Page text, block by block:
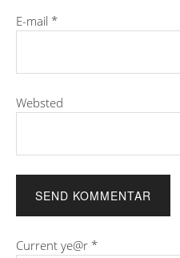
E-mail *
Websted
Current ye@r *